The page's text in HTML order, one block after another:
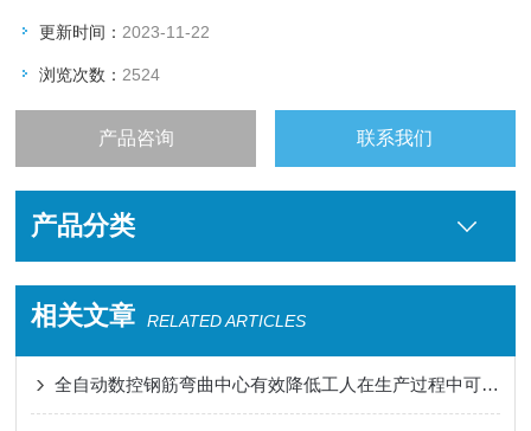
更新时间： 2023-11-22
浏览次数： 2524
产品咨询 联系我们
产品分类
相关文章 RELATED ARTICLES
全自动数控钢筋弯曲中心有效降低工人在生产过程中可能遭受的伤害风险